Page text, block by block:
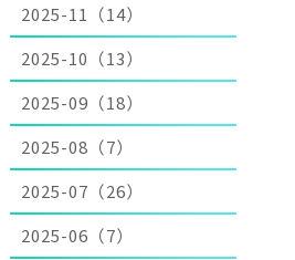
2025-11（14）
2025-10（13）
2025-09（18）
2025-08（7）
2025-07（26）
2025-06（7）